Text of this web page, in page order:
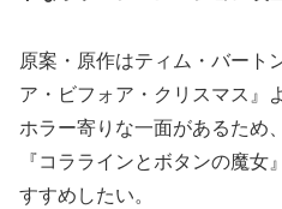
原案・原作はティム・バート
ア・ビフォア・クリスマス』
ホラー寄りな一面があるため
『コララインとボタンの魔
すすめしたい。